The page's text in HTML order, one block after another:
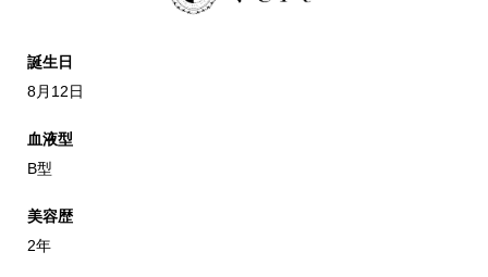
誕生日
8月12日
血液型
B型
美容歴
2年